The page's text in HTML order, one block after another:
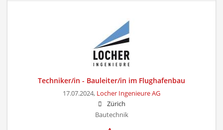
Techniker/in - Bauleiter/in im Flughafenbau
17.07.2024, Locher Ingenieure AG
Zürich
Bautechnik